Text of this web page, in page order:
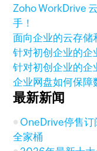
Zoho WorkDrive
手！
面向企业的云存储
针对初创企业的企
针对初创企业的企
企业网盘如何保障
最新新闻
OneDrive停售
全家桶